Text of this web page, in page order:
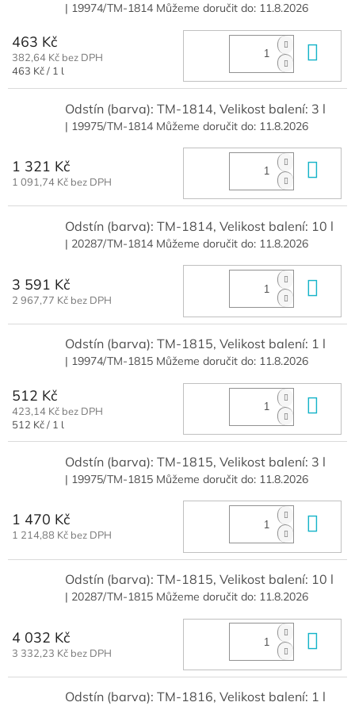
| 19974/TM-1814 Můžeme doručit do: 11.8.2026
463 Kč
382,64 Kč bez DPH
Měrná
463 Kč / 1 l
Odstín (barva): TM-1814, Velikost balení: 3 l
| 19975/TM-1814 Můžeme doručit do: 11.8.2026
1 321 Kč
1 091,74 Kč bez DPH
Odstín (barva): TM-1814, Velikost balení: 10 l
| 20287/TM-1814 Můžeme doručit do: 11.8.2026
3 591 Kč
2 967,77 Kč bez DPH
Odstín (barva): TM-1815, Velikost balení: 1 l
| 19974/TM-1815 Můžeme doručit do: 11.8.2026
512 Kč
423,14 Kč bez DPH
Měrná
512 Kč / 1 l
Odstín (barva): TM-1815, Velikost balení: 3 l
| 19975/TM-1815 Můžeme doručit do: 11.8.2026
1 470 Kč
1 214,88 Kč bez DPH
Odstín (barva): TM-1815, Velikost balení: 10 l
| 20287/TM-1815 Můžeme doručit do: 11.8.2026
4 032 Kč
3 332,23 Kč bez DPH
Odstín (barva): TM-1816, Velikost balení: 1 l